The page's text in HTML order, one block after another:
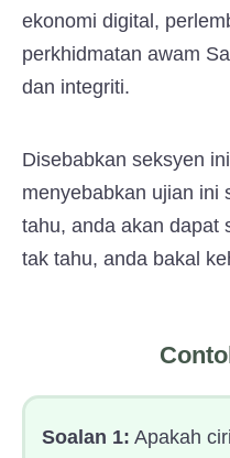
ekonomi digital,
perkhidmatan awam
dan integriti.
Disebabkan seksyen
menyebabkan ujian ini
tahu, anda akan dapat
tak tahu, anda bakal
Soalan 1: Apakah